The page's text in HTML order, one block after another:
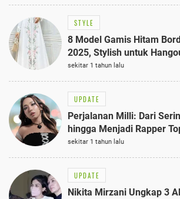
STYLE
8 Model Gamis Hitam
2025, Stylish untuk
Semi-Formal
sekitar 1 tahun lalu
UPDATE
Perjalanan Milli: Dari
hingga Menjadi Rapper
sekitar 1 tahun lalu
UPDATE
Nikita Mirzani Ungkap 3